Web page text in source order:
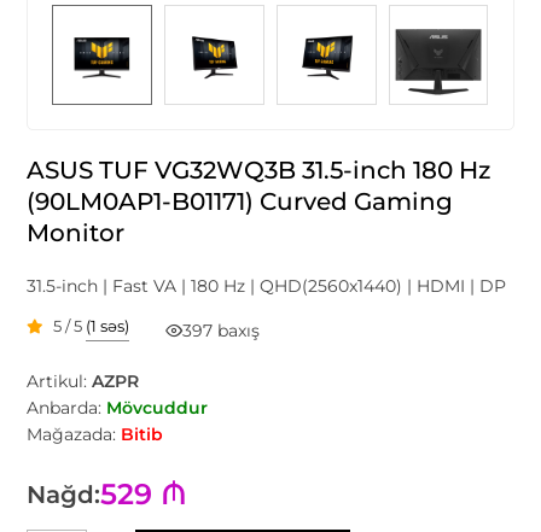
ASUS TUF VG32WQ3B 31.5-inch 180 Hz
(90LM0AP1-B01171) Curved Gaming
Monitor
31.5-inch | Fast VA | 180 Hz | QHD(2560x1440) | HDMI | DP
5 / 5 (1 səs) 397 baxış
Artikul:AZPR
Anbarda: Mövcuddur
Mağazada: Bitib
Nağd:529 ₼